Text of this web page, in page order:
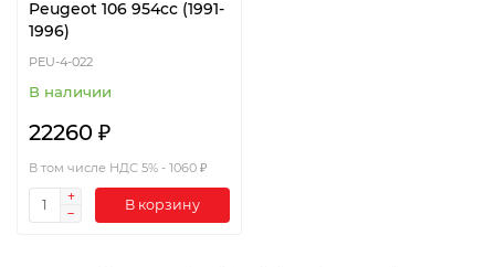
Peugeot 106 954cc (1991-
1996)
PEU-4-022
В наличии
22260 ₽
В том числе НДС 5% - 1060 ₽
В корзину